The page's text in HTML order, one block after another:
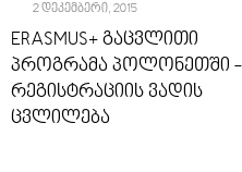
2 ᲓᲔᲙᲔᲛᲑᲔᲠᲘ, 2015
ERASMUS+ ᲒᲐᲪᲕᲚᲘᲗᲘ
ᲞᲠᲝᲒᲠᲐᲛᲐ ᲞᲝᲚᲝᲜᲔᲗᲨᲘ -
ᲠᲔᲒᲘᲡᲢᲠᲐᲪᲘᲘᲡ ᲕᲐᲓᲘᲡ
ᲪᲕᲚᲘᲚᲔᲑᲐ